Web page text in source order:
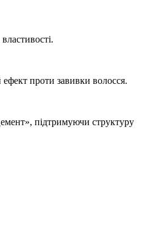
проти завивки волосся.
підтримуючи структуру